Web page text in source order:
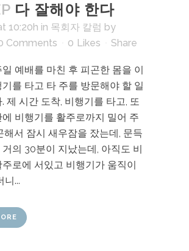
다 잘해야 한다
10:20h in 목회자 칼럼 by
Comments 0 Likes Share
예배를 마친 후 피곤한 몸을 이
를 타고 타 주를 방문해야 할 일
제 시간 도착, 비행기를 타고, 또
비행기를 활주로까지 밀어 주
해서 잠시 새우잠을 잤는데, 문득
의 30분이 지났는데, 아직도 비
로에 서있고 비행기가 움직이
니...